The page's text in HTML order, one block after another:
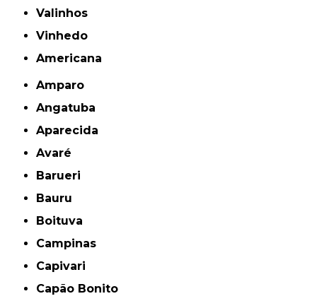
Valinhos
Vinhedo
americana
Amparo
Angatuba
Aparecida
Avaré
Barueri
Bauru
Boituva
Campinas
Capivari
Capão Bonito